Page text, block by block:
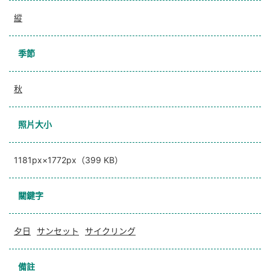
縱
季節
秋
照片大小
1181px×1772px（399 KB）
關鍵字
夕日 サンセット サイクリング
備註